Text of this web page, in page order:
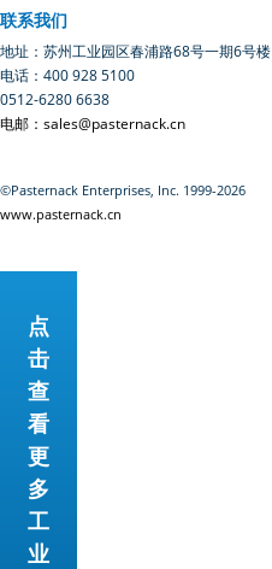
联系我们
地址：苏州工业园区春浦路68号一期6号楼
电话：400 928 5100
0512-6280 6638
电邮：sales@pasternack.cn
©Pasternack Enterprises, Inc. 1999-2026
www.pasternack.cn
网站地图
点
击
查
看
更
多
工
业